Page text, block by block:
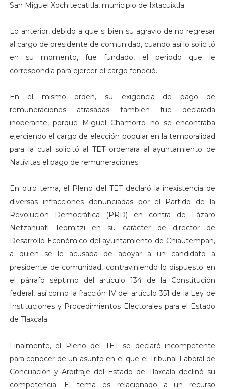
San Miguel Xochitecatitla, municipio de Ixtacuixtla.
Lo anterior, debido a que si bien su agravio de no regresar
al cargo de presidente de comunidad, cuando así lo solicitó
en su momento, fue fundado, el periodo que le
correspondía para ejercer el cargo feneció.
En el mismo orden, su exigencia de pago de
remuneraciones atrasadas también fue declarada
inoperante, porque Miguel Chamorro no se encontraba
ejerciendo el cargo de elección popular en la temporalidad
para la cual solicitó al TET ordenara al ayuntamiento de
Natívitas el pago de remuneraciones.
En otro tema, el Pleno del TET declaró la inexistencia de
diversas infracciones denunciadas por el Partido de la
Revolución Democrática (PRD) en contra de Lázaro
Netzahuatl Teomitzi en su carácter de director de
Desarrollo Económico del ayuntamiento de Chiautempan,
a quien se le acusaba de apoyar a un candidato a
presidente de comunidad, contraviniendo lo dispuesto en
el párrafo séptimo del artículo 134 de la Constitución
federal, así como la fracción IV del artículo 351 de la Ley de
Instituciones y Procedimientos Electorales para el Estado
de Tlaxcala.
Finalmente, el Pleno del TET se declaró incompetente
para conocer de un asunto en el que el Tribunal Laboral de
Conciliación y Arbitraje del Estado de Tlaxcala declinó su
competencia. El tema es relacionado a un recurso